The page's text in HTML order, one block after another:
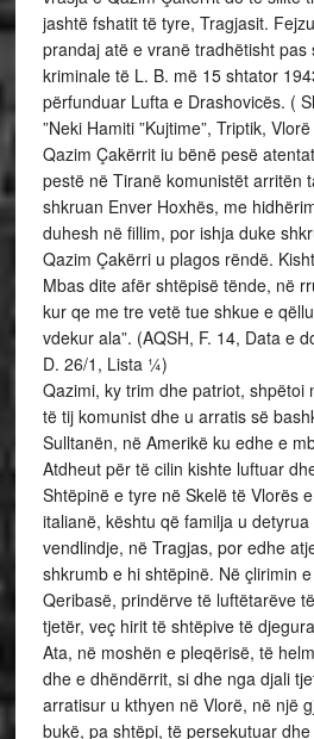
jashtë fshatit të tyre, Tragjasit.
prandaj atë e vranë tradhëtisht pas
kriminale të L. B. më 15 shtator
përfunduar Lufta e Drashovicës. (
”Neki Hamiti ”Kujtime”, Triptik,
Qazim Çakërrit iu bënë pesë
pestë në Tiranë komunistët arritën
shkruan Enver Hoxhës, me
duhesh në fillim, por ishja duke
Qazim Çakërri u plagos rëndë.
Mbas dite afër shtëpisë tënde, në
kur qe me tre vetë tue shkue e
vdekur ala”. (AQSH, F. 14, Data e
D. 26/1, Lista ¼)
Qazimi, ky trim dhe patriot, shpëtoi
të tij komunist dhe u arratis së
Sulltanën, në Amerikë ku edhe e
Atdheut për të cilin kishte luftuar
Shtëpinë e tyre në Skelë të Vlorës
italianë, kështu që familja u
vendlindje, në Tragjas, por edhe
shkrumb e hi shtëpinë. Në çlirimin
Qeribasë, prindërve të luftëtarëve
tjetër, veç hirit të shtëpive të
Ata, në moshën e pleqërisë, të
dhe e dhëndërrit, si dhe nga djali
arratisur u kthyen në Vlorë, në një
bukë, pa shtëpi, të persekutuar